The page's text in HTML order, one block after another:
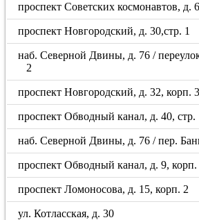
проспект Советских космонавтов, д.
проспект Новгородский, д. 30,стр. 1
наб. Северной Двины, д. 76 /
2
проспект Новгородский, д. 32, корп.
проспект Обводный канал, д. 40, стр.
наб. Северной Двины, д. 76 / пер.
проспект Обводный канал, д. 9, корп.
проспект Ломоносова, д. 15, корп. 2
ул. Котласская, д. 30